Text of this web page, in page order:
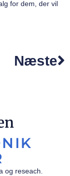
for dem, der vil
Næste
og reseach.